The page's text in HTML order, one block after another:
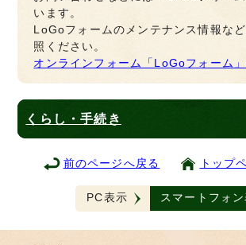
います。
LoGoフォームのメンテナンス情報な
照ください。
オンラインフォーム「LoGoフォーム
くらし・手続き
前のページへ戻る トップ
PC表示 スマートフォ